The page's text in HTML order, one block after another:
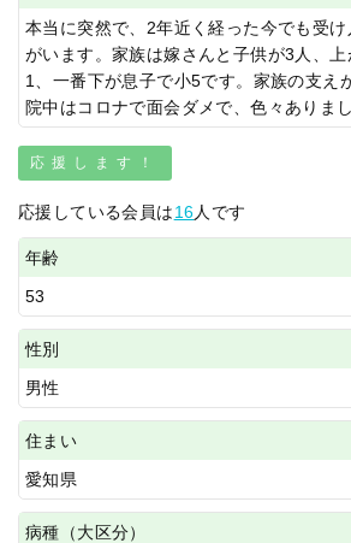
本当に突然で、2年近く経った今でも受
がいます。家族は嫁さんと子供が3人、
1、一番下が息子で小5です。家族の支え
院中はコロナで面会ダメで、色々ありまし
応援します！
応援している会員は16人です
年齢
53
性別
男性
住まい
愛知県
病種（大区分）